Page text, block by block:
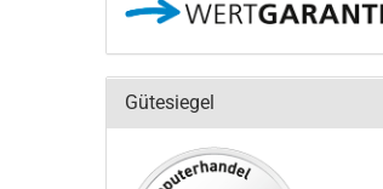
Gütesiegel